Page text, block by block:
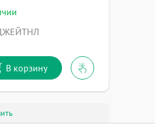
В корзину